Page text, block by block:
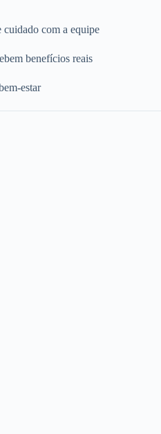
cuidado com a equipe
benefícios reais
estar